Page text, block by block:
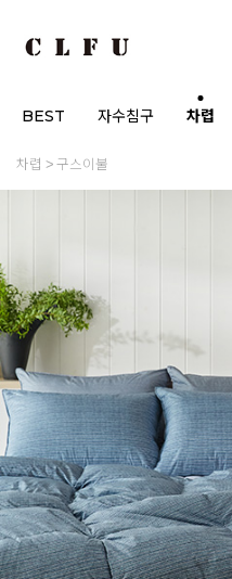
BEST 자수침구 차렵
차렵 구스이불